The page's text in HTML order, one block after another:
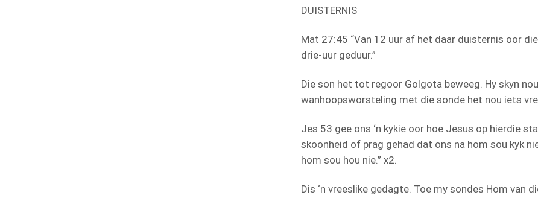
DUISTERNIS
Mat 27:45 “Van 12 uur af het daar duisternis oor
drie-uur geduur.”
Die son het tot regoor Golgota beweeg. Hy skyn
wanhoopsworsteling met die sonde het nou iets
Jes 53 gee ons ‘n kykie oor hoe Jesus op hierdie
skoonheid of prag gehad dat ons na hom sou kyk
hom sou hou nie.” x2.
Dis ‘n vreeslike gedagte. Toe my sondes Hom van